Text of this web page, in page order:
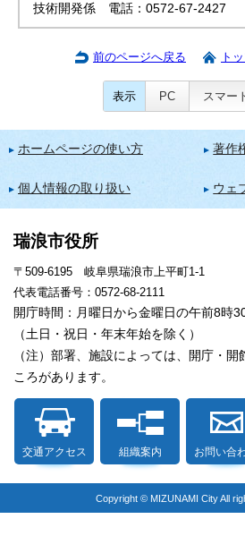
技術開発係 電話：0572-67-2427
前のページへ戻る ト
表示 PC スマー
ホームページの使い方 著作
個人情報の取り扱い ウェ
瑞浪市役所
〒509-6195 岐阜県瑞浪市上平町1-1
代表電話番号：0572-68-2111
開庁時間：月曜日から金曜日の午前8時
（土日・祝日・年末年始を除く）
（注）部署、施設によっては、開庁・開
ころがあります。
交通アクセス 組織案内 お問い合
Copyright © MIZUNAMI City All